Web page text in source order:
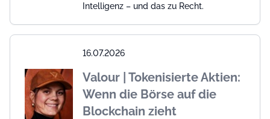
Intelligenz – und das zu Recht.
16.07.2026
Valour | Tokenisierte Aktien:
Wenn die Börse auf die
Blockchain zieht